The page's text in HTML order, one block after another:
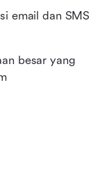
email dan SMS
besar yang